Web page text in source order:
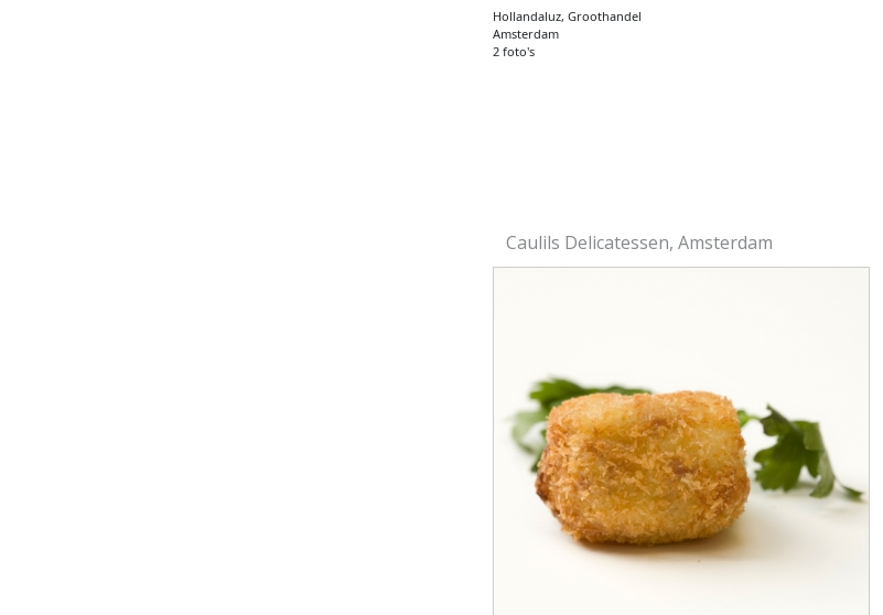
Hollandaluz, Groothandel
Amsterdam
2 foto's
Caulils Delicatessen, Amsterdam